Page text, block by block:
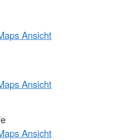
Ansicht
Ansicht
Ansicht